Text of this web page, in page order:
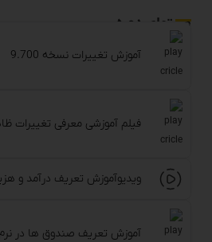
محتوای دوره
آموزش تغییرات نسخه 9.700
فیلم آموزشی معرفی تغییرات ظاهری
ویدیوآموزش تعریف درآمد و
آموزش تعریف صندوق ها در